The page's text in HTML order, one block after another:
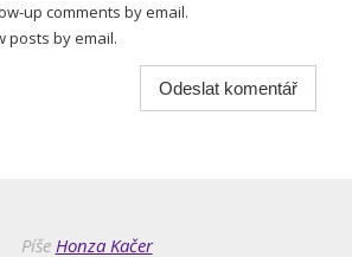
up comments by email.
posts by email.
Píše Honza Kačer